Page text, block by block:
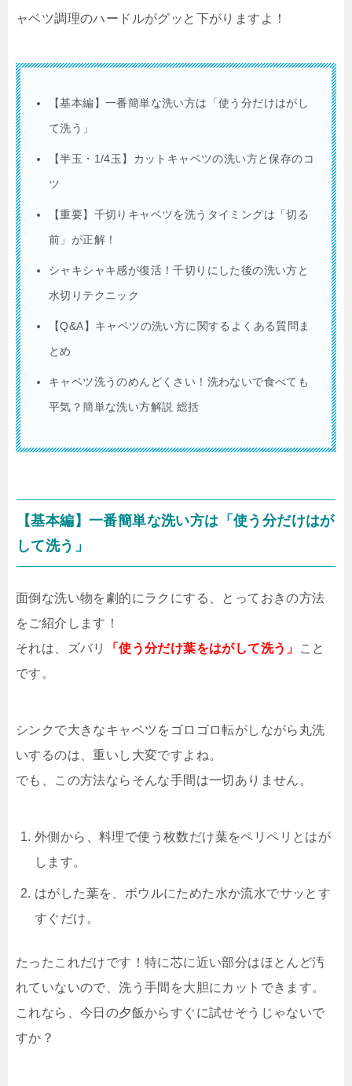
ャベツ調理のハードルがグッと下がりますよ！
【基本編】一番簡単な洗い方は「使う分だけはがし
て洗う」
【半玉・1/4玉】カットキャベツの洗い方と保存のコ
ツ
【重要】千切りキャベツを洗うタイミングは「切る
前」が正解！
シャキシャキ感が復活！千切りにした後の洗い方と
水切りテクニック
【Q&A】キャベツの洗い方に関するよくある質問ま
とめ
キャベツ洗うのめんどくさい！洗わないで食べても
平気？簡単な洗い方解説 総括
【基本編】一番簡単な洗い方は「使う分だけはが
して洗う」
面倒な洗い物を劇的にラクにする、とっておきの方法
をご紹介します！
それは、ズバリ
「使う分だけ葉をはがして洗う」
こと
です。
シンクで大きなキャベツをゴロゴロ転がしながら丸洗
いするのは、重いし大変ですよね。
でも、この方法ならそんな手間は一切ありません。
外側から、料理で使う枚数だけ葉をペリペリとはが
します。
はがした葉を、ボウルにためた水か流水でサッとす
すぐだけ。
たったこれだけです！特に芯に近い部分はほとんど汚
れていないので、洗う手間を大胆にカットできます。
これなら、今日の夕飯からすぐに試せそうじゃないで
すか？